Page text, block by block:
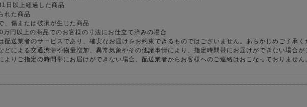
日以上経過した商品
れた商品
、傷または破損が生じた商品
万円以上の商品でのお客様の寸法にお仕立て済みの場合
配送業者のサービスであり、確実なお届けをお約束できるものではございません。あらかじめご了承く
どによる交通渋滞や物量増加、異常気象やその他諸事情により、指定時間帯にお届けができない場合が
よりご指定の時間帯にお届けができない場合、配送業者からお客様へのご連絡はおこなっておりません